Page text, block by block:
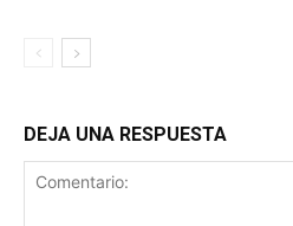
DEJA UNA RESPUESTA